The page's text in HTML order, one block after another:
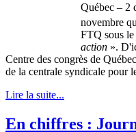
Québec – 2
novembre
FTQ sous le
action ».
Centre des congrès de Québec
de la centrale syndicale pour
Lire la suite...
En chiffres :